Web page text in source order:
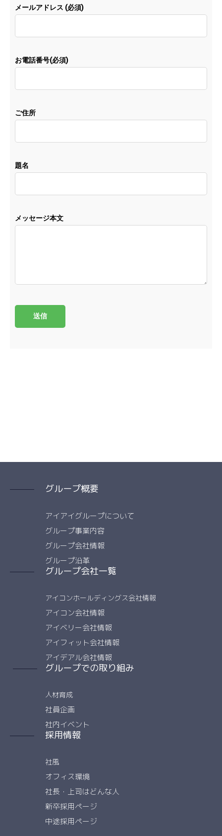
メールアドレス (必須)
お電話番号(必須)
ご住所
題名
メッセージ本文
グループ概要
アイアイグループについて
グループ事業内容
グループ会社情報
グループ沿革
グループ会社一覧
アイコンホールディングス会社情報
アイコン会社情報
アイベリー会社情報
アイフィット会社情報
アイデアル会社情報
グループでの取り組み
人材育成
社員企画
社内イベント
採用情報
社風
オフィス環境
社長・上司はどんな人
新卒採用ページ
中途採用ページ